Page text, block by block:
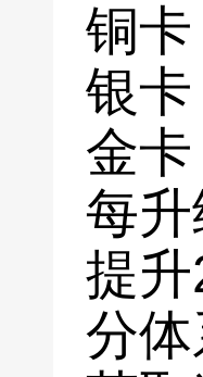
铜
银
金
每
提
分体